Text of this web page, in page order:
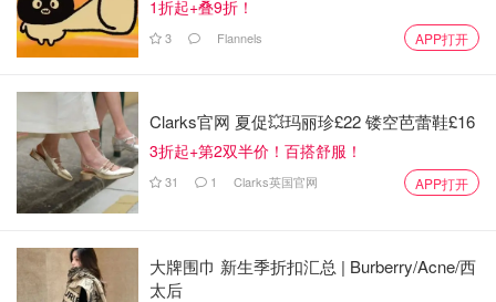
1折起+叠9折！
3 Flannels APP打开
Clarks官网 夏促💥玛丽珍£22 镂空芭蕾鞋£16
3折起+第2双半价！百搭舒服！
31 1 Clarks英国官网 APP打开
大牌围巾 新生季折扣汇总 | Burberry/Acne/西
太后